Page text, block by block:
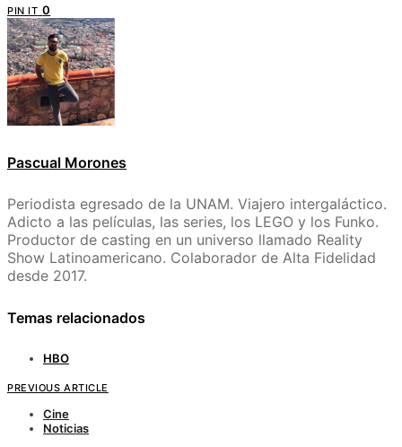
PIN IT 0
Pascual Morones
Periodista egresado de la UNAM. Viajero intergaláctico.
Adicto a las películas, las series, los LEGO y los Funko.
Productor de casting en un universo llamado Reality
Show Latinoamericano. Colaborador de Alta Fidelidad
desde 2017.
Temas relacionados
HBO
PREVIOUS ARTICLE
Cine
Noticias